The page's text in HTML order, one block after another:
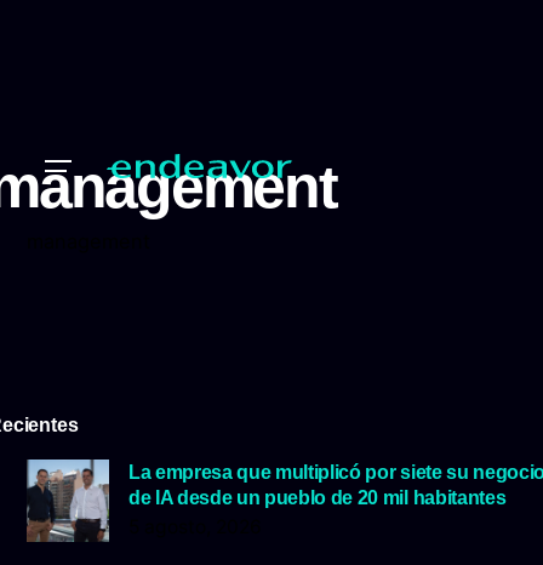
La empresa que multiplicó por siete su
de IA desde un pueblo de 20 mil habitantes